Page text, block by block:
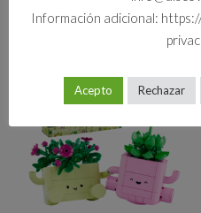
Productos
Información adicional:
Acepto Rechazar